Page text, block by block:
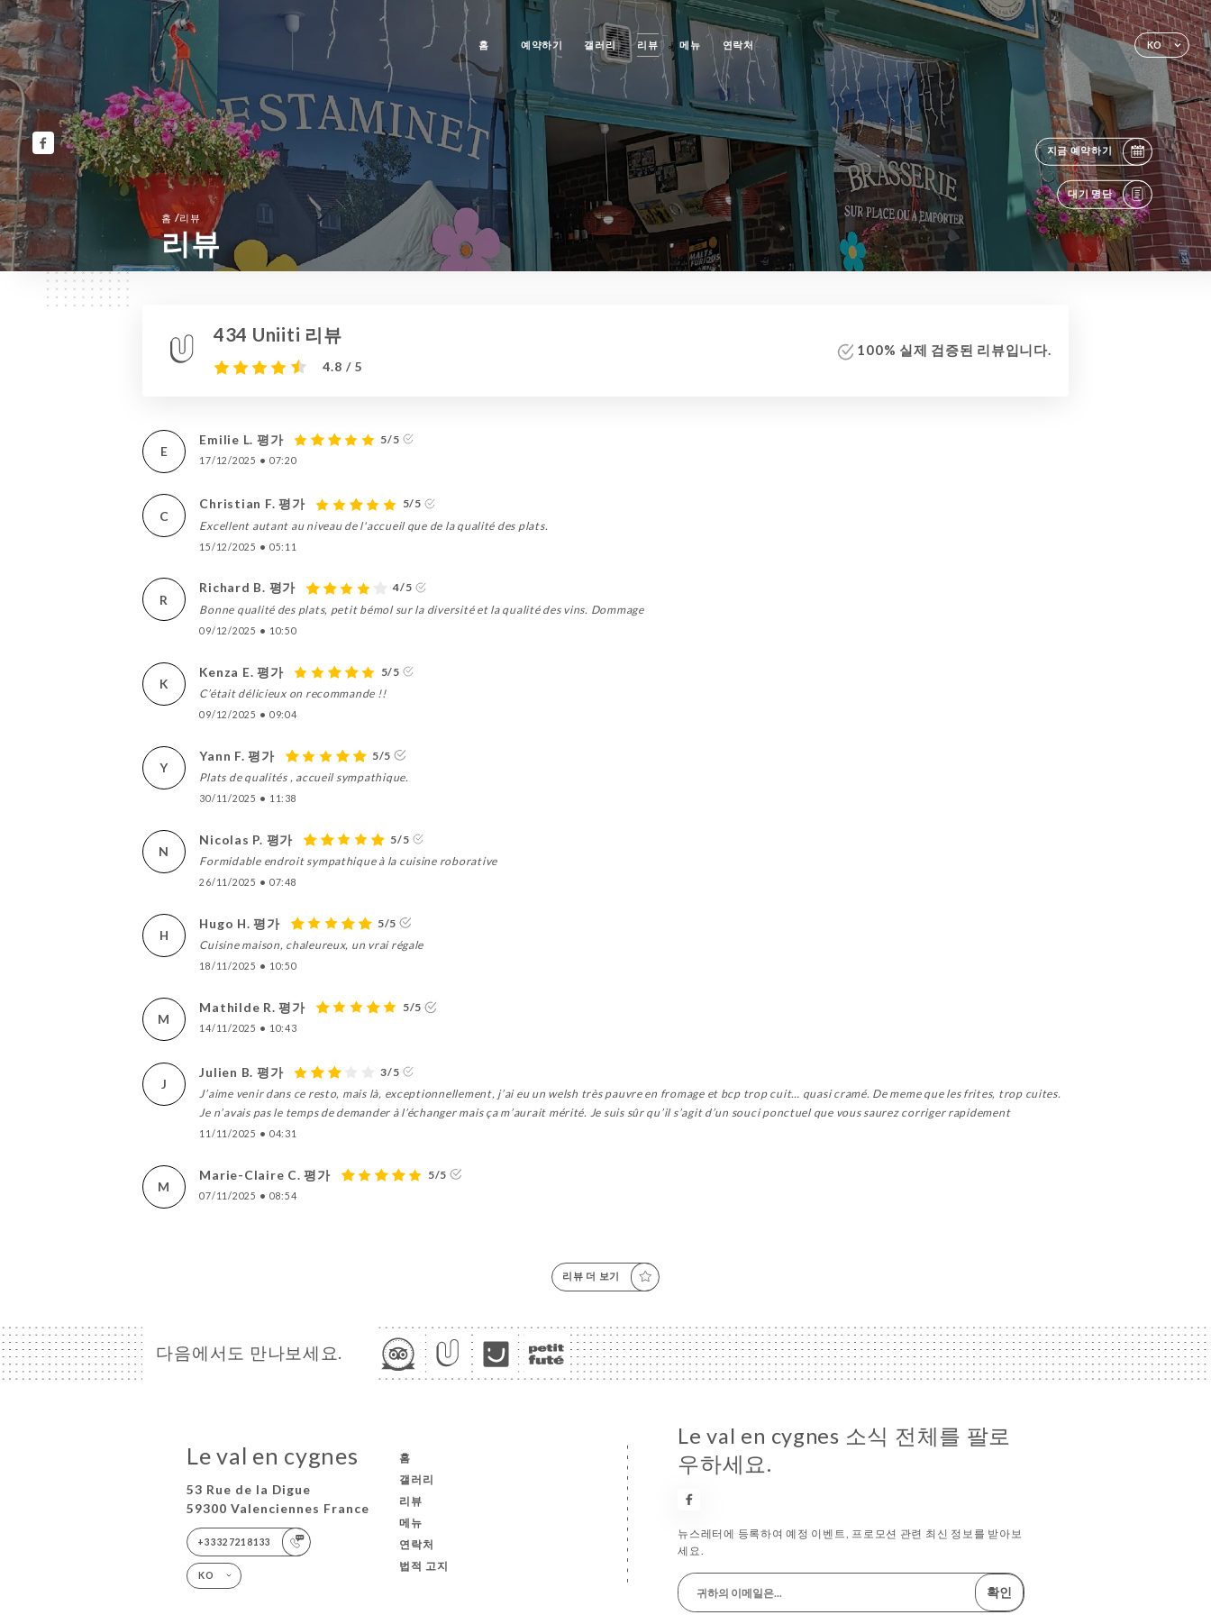
KO
홈 예약하기 갤러리 리뷰 메뉴 연락처
지금 예약하기
대기 명단
홈 /리뷰
리뷰
434 Uniiti 리뷰
4.8 / 5
100% 실제 검증된 리뷰입니다.
E
Emilie L. 평가 5/5
17/12/2025 • 07:20
C
Christian F. 평가
5/5
Excellent autant au niveau de l'accueil que de la qualité des plats.
15/12/2025 • 05:11
R
Richard B. 평가
4/5
Bonne qualité des plats, petit bémol sur la diversité et la qualité des vins. Dommage
09/12/2025 • 10:50
K
Kenza E. 평가
5/5
C’était délicieux on recommande !!
09/12/2025 • 09:04
Y
Yann F. 평가
5/5
Plats de qualités , accueil sympathique.
30/11/2025 • 11:38
N
Nicolas P. 평가
5/5
Formidable endroit sympathique à la cuisine roborative
26/11/2025 • 07:48
H
Hugo H. 평가
5/5
Cuisine maison, chaleureux, un vrai régale
18/11/2025 • 10:50
M
Mathilde R. 평가 5/5
14/11/2025 • 10:43
J
Julien B. 평가
3/5
J’aime venir dans ce resto, mais là, exceptionnellement, j’ai eu un welsh très pauvre en fromage et bcp trop cuit… quasi cramé. De meme que les frites, trop cuites.
Je n’avais pas le temps de demander à l’échanger mais ça m’aurait mérité. Je suis sûr qu’il s’agit d’un souci ponctuel que vous saurez corriger rapidement
11/11/2025 • 04:31
M
Marie-Claire C. 평가 5/5
07/11/2025 • 08:54
리뷰 더 보기
다음에서도 만나보세요.
Le val en cygnes
53 Rue de la Digue
59300 Valenciennes France
+33327218133
KO
홈
갤러리
리뷰
메뉴
연락처
법적 고지
Le val en cygnes 소식 전체를 팔로
우하세요.
뉴스레터에 등록하여 예정 이벤트, 프로모션 관련 최신 정보를 받아보
세요.
확인